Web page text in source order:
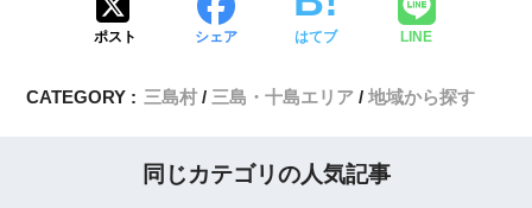
ポスト シェア はてブ LINE
CATEGORY : 三島村 三島・十島エリア 地域から探す
同じカテゴリの人気記事